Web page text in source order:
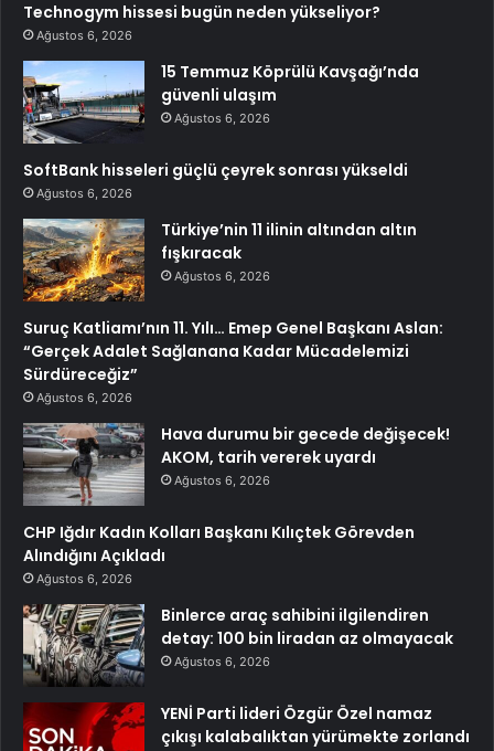
Technogym hissesi bugün neden yükseliyor?
Ağustos 6, 2026
15 Temmuz Köprülü Kavşağı’nda
güvenli ulaşım
Ağustos 6, 2026
SoftBank hisseleri güçlü çeyrek sonrası yükseldi
Ağustos 6, 2026
Türkiye’nin 11 ilinin altından altın
fışkıracak
Ağustos 6, 2026
Suruç Katliamı’nın 11. Yılı… Emep Genel Başkanı Aslan:
“Gerçek Adalet Sağlanana Kadar Mücadelemizi
Sürdüreceğiz”
Ağustos 6, 2026
Hava durumu bir gecede değişecek!
AKOM, tarih vererek uyardı
Ağustos 6, 2026
CHP Iğdır Kadın Kolları Başkanı Kılıçtek Görevden
Alındığını Açıkladı
Ağustos 6, 2026
Binlerce araç sahibini ilgilendiren
detay: 100 bin liradan az olmayacak
Ağustos 6, 2026
YENİ Parti lideri Özgür Özel namaz
çıkışı kalabalıktan yürümekte zorlandı